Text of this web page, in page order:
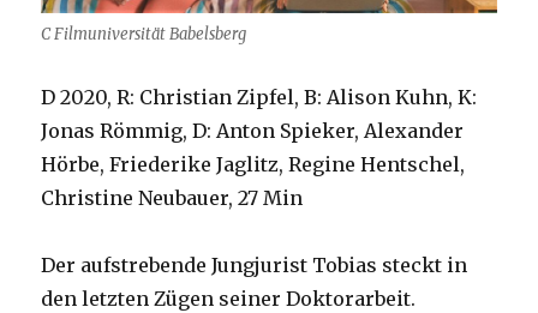
C Filmuniversität Babelsberg
D 2020, R: Christian Zipfel, B: Alison Kuhn, K:
Jonas Römmig, D: Anton Spieker, Alexander
Hörbe, Friederike Jaglitz, Regine Hentschel,
Christine Neubauer, 27 Min
Der aufstrebende Jungjurist Tobias steckt in
den letzten Zügen seiner Doktorarbeit.